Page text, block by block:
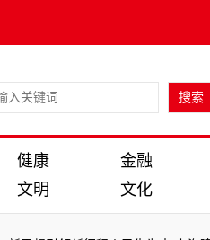
健康 金融
文明 文化